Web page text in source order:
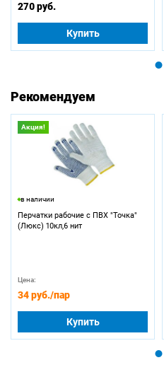
270 руб.
Купить
Рекомендуем
Акция!
в наличии
Перчатки рабочие с ПВХ "Точка"
(Люкс) 10кл,6 нит
Цена:
34 руб./пар
Купить